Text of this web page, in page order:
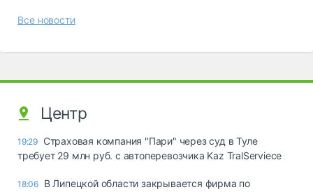
Все новости
Центр
19:29 Страховая компания "Пари" через суд в Туле
требует 29 млн руб. с автоперевозчика Kaz TralServiece
18:06 В Липецкой области закрывается фирма по